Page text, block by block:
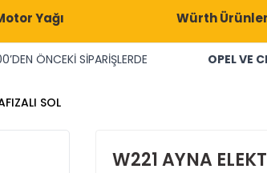
Yağı Würth
ÖNCEKİ SİPARİŞLERDE OPEL VE
SOL
W221 AYNA